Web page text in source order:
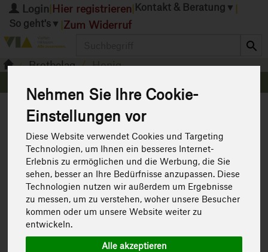
Nehmen Sie Ihre Cookie-
Einstellungen vor
Diese Website verwendet Cookies und Targeting
Technologien, um Ihnen ein besseres Internet-
Erlebnis zu ermöglichen und die Werbung, die Sie
sehen, besser an Ihre Bedürfnisse anzupassen. Diese
Technologien nutzen wir außerdem um Ergebnisse
zu messen, um zu verstehen, woher unsere Besucher
kommen oder um unsere Website weiter zu
entwickeln.
Alle akzeptieren
Login Hier registrieren Kontakt & Beratung ▼
So geht's ▼ Zum Widerruf
Brotbelag
Honig
Honig 4 von 1593
Hersteller Ernährung Allergene
Art.-Nr. 298006